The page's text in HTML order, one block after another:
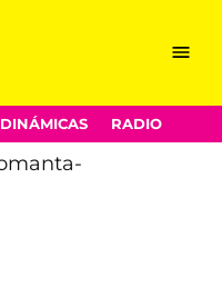
Menu
DINÁMICAS RADIO